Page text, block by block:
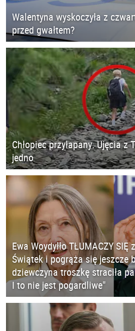
Walentyna wyskoczyła z
przed gwałtem?
Chłopiec przyłapany. Ujęcia
jedno
Ewa Woydyłło TŁUMACZY SIĘ
Świątek i pogrąża się jeszcze
dziewczyna troszkę straciła
I to nie jest pogardliwe"